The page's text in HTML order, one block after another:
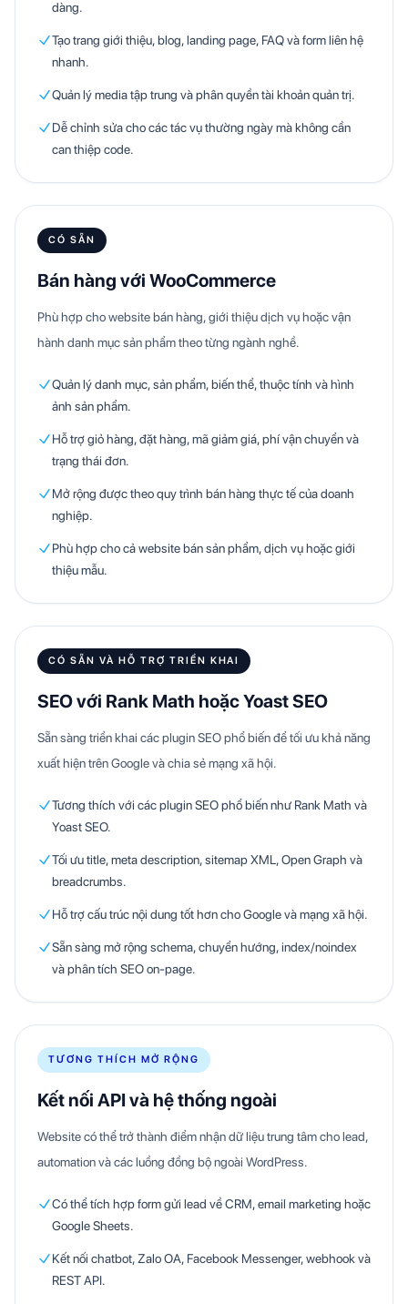
dàng.
Tạo trang giới thiệu, blog, landing page, FAQ và form liên hệ
nhanh.
Quản lý media tập trung và phân quyền tài khoản quản trị.
Dễ chỉnh sửa cho các tác vụ thường ngày mà không cần
can thiệp code.
CÓ SẴN
Bán hàng với WooCommerce
Phù hợp cho website bán hàng, giới thiệu dịch vụ hoặc vận
hành danh mục sản phẩm theo từng ngành nghề.
Quản lý danh mục, sản phẩm, biến thể, thuộc tính và hình
ảnh sản phẩm.
Hỗ trợ giỏ hàng, đặt hàng, mã giảm giá, phí vận chuyển và
trạng thái đơn.
Mở rộng được theo quy trình bán hàng thực tế của doanh
nghiệp.
Phù hợp cho cả website bán sản phẩm, dịch vụ hoặc giới
thiệu mẫu.
CÓ SẴN VÀ HỖ TRỢ TRIỂN KHAI
SEO với Rank Math hoặc Yoast SEO
Sẵn sàng triển khai các plugin SEO phổ biến để tối ưu khả năng
xuất hiện trên Google và chia sẻ mạng xã hội.
Tương thích với các plugin SEO phổ biến như Rank Math và
Yoast SEO.
Tối ưu title, meta description, sitemap XML, Open Graph và
breadcrumbs.
Hỗ trợ cấu trúc nội dung tốt hơn cho Google và mạng xã hội.
Sẵn sàng mở rộng schema, chuyển hướng, index/noindex
và phân tích SEO on-page.
TƯƠNG THÍCH MỞ RỘNG
Kết nối API và hệ thống ngoài
Website có thể trở thành điểm nhận dữ liệu trung tâm cho lead,
automation và các luồng đồng bộ ngoài WordPress.
Có thể tích hợp form gửi lead về CRM, email marketing hoặc
Google Sheets.
Kết nối chatbot, Zalo OA, Facebook Messenger, webhook và
REST API.